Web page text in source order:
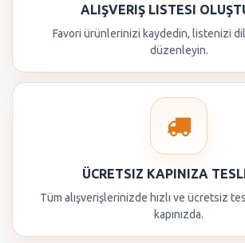
ALIŞVERIŞ LISTESI
Favori ürünlerinizi kaydedin, listenizi
düzenleyin.
ÜCRETSIZ KAPINIZA
Tüm alışverişlerinizde hızlı ve ücretsiz
kapınızda.